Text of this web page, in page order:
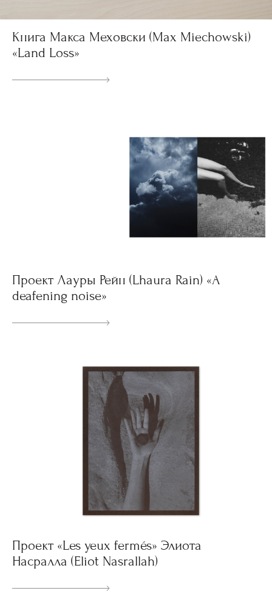
Книга Макса Меховски (Max Miechowski)
«Land Loss»
Проект Лауры Рейн (Lhaura Rain) «A
deafening noise»
Проект «Les yeux fermés» Элиота
Насралла (Eliot Nasrallah)